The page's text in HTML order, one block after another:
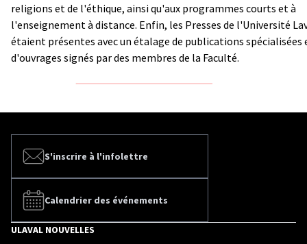
religions et de l'éthique, ainsi qu'aux programmes courts et à
l'enseignement à distance. Enfin, les Presses de l'Université
étaient présentes avec un étalage de publications spécialisées
d'ouvrages signés par des membres de la Faculté.
S'inscrire à l'infolettre
Calendrier des événements
ULAVAL NOUVELLES